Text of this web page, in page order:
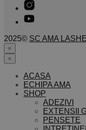
2025© SC AMA
×
×
ACASA
ECHIPA AMA
SHOP
ADEZIVI
EXTENSII
PENSETE